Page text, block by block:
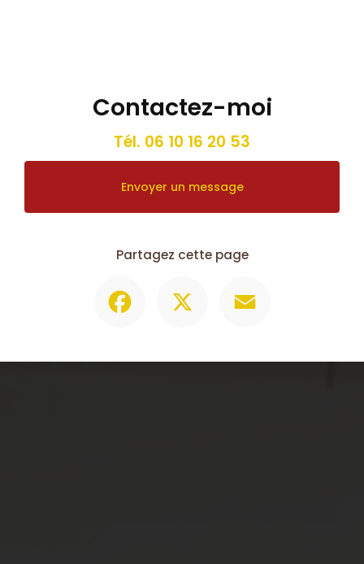
Contactez-moi
Tél. 06 10 16 20 53
Envoyer un message
Partagez cette page